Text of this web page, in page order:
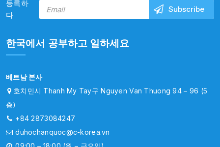
등록하
다
한국에서 공부하고 일하세요
베트남 본사
호치민시 Thanh My Tay구 Nguyen Van Thuong 94 – 96 (5
층)
+84 2873084247
duhochanquoc@c-korea.vn